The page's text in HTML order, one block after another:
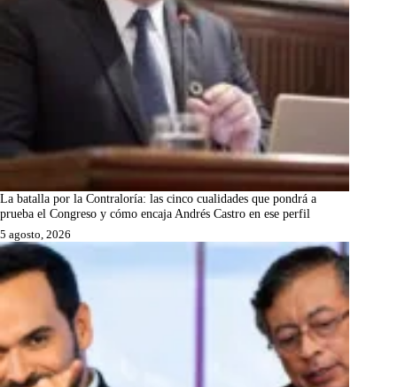
La batalla por la Contraloría: las cinco cualidades que pondrá a
prueba el Congreso y cómo encaja Andrés Castro en ese perfil
5 agosto, 2026